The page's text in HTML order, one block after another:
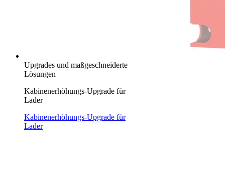
Upgrades und maßgeschneiderte
Lösungen
Kabinenerhöhungs-Upgrade für
Lader
Kabinenerhöhungs-Upgrade für
Lader